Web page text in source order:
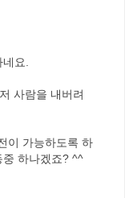
요.
사람을 내버려
이 가능하도록 하
중 하나겠죠? ^^